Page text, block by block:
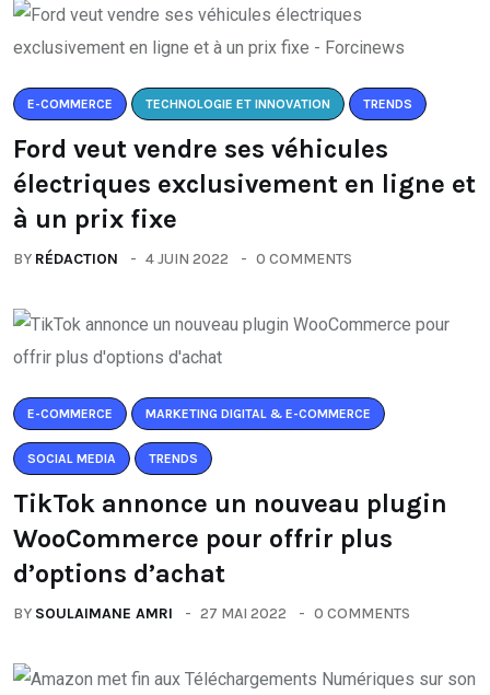
E-COMMERCE TECHNOLOGIE ET INNOVATION TRENDS
Ford veut vendre ses véhicules
électriques exclusivement en ligne et
à un prix fixe
BY RÉDACTION 4 JUIN 2022 0 COMMENTS
E-COMMERCE MARKETING DIGITAL & E-COMMERCE
SOCIAL MEDIA TRENDS
TikTok annonce un nouveau plugin
WooCommerce pour offrir plus
d’options d’achat
BY SOULAIMANE AMRI 27 MAI 2022 0 COMMENTS